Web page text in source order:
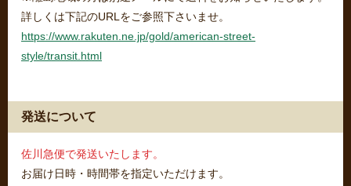
詳しくは下記のURLをご参照下さいませ。
https://www.rakuten.ne.jp/gold/american-street-
style/transit.html
発送について
佐川急便で発送いたします。
お届け日時・時間帯を指定いただけます。